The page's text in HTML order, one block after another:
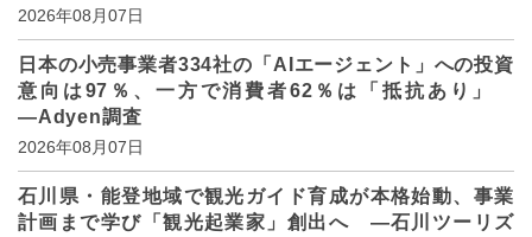
2026年08月07日
日本の小売事業者334社の「AIエージェント」への投資
意向は97％、一方で消費者62％は「抵抗あり」
―Adyen調査
2026年08月07日
石川県・能登地域で観光ガイド育成が本格始動、事業
計画まで学び「観光起業家」創出へ ―石川ツーリズ